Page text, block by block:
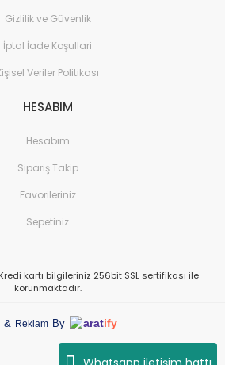
Gizlilik ve Güvenlik
İptal İade Koşullari
Veriler Politikası
HESABIM
Hesabım
Sipariş Takip
Favorileriniz
Sepetiniz
kartı bilgileriniz 256bit SSL sertifikası ile
korunmaktadır.
& Reklam By aratify